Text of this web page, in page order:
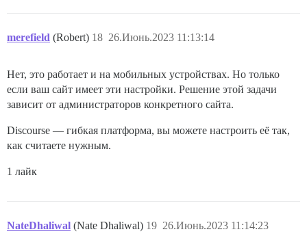
merefield (Robert) 26.Июнь.2023 11:13:14
18
Нет, это работает и на мобильных устройствах. Но только
если ваш сайт имеет эти настройки. Решение этой задачи
зависит от администраторов конкретного сайта.
Discourse — гибкая платформа, вы можете настроить её так,
как считаете нужным.
1 лайк
NateDhaliwal (Nate Dhaliwal) 26.Июнь.2023 11:14:23
19